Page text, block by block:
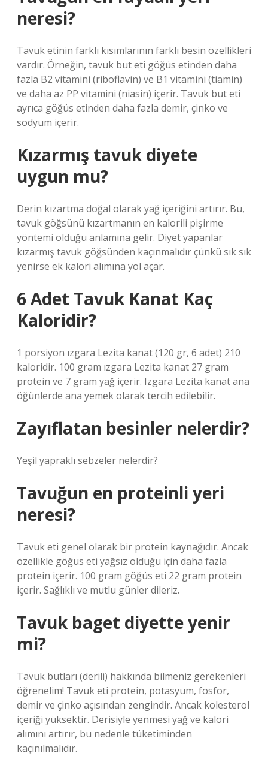
neresi?
Tavuk etinin farklı kısımlarının farklı besin özellikleri
vardır. Örneğin, tavuk but eti göğüs etinden daha
fazla B2 vitamini (riboflavin) ve B1 vitamini (tiamin)
ve daha az PP vitamini (niasin) içerir. Tavuk but eti
ayrıca göğüs etinden daha fazla demir, çinko ve
sodyum içerir.
Kızarmış tavuk diyete
uygun mu?
Derin kızartma doğal olarak yağ içeriğini artırır. Bu,
tavuk göğsünü kızartmanın en kalorili pişirme
yöntemi olduğu anlamına gelir. Diyet yapanlar
kızarmış tavuk göğsünden kaçınmalıdır çünkü sık sık
yenirse ek kalori alımına yol açar.
6 Adet Tavuk Kanat Kaç
Kaloridir?
1 porsiyon ızgara Lezita kanat (120 gr, 6 adet) 210
kaloridir. 100 gram ızgara Lezita kanat 27 gram
protein ve 7 gram yağ içerir. Izgara Lezita kanat ana
öğünlerde ana yemek olarak tercih edilebilir.
Zayıflatan besinler nelerdir?
Yeşil yapraklı sebzeler nelerdir?
Tavuğun en proteinli yeri
neresi?
Tavuk eti genel olarak bir protein kaynağıdır. Ancak
özellikle göğüs eti yağsız olduğu için daha fazla
protein içerir. 100 gram göğüs eti 22 gram protein
içerir. Sağlıklı ve mutlu günler dileriz.
Tavuk baget diyette yenir
mi?
Tavuk butları (derili) hakkında bilmeniz gerekenleri
öğrenelim! Tavuk eti protein, potasyum, fosfor,
demir ve çinko açısından zengindir. Ancak kolesterol
içeriği yüksektir. Derisiyle yenmesi yağ ve kalori
alımını artırır, bu nedenle tüketiminden
kaçınılmalıdır.